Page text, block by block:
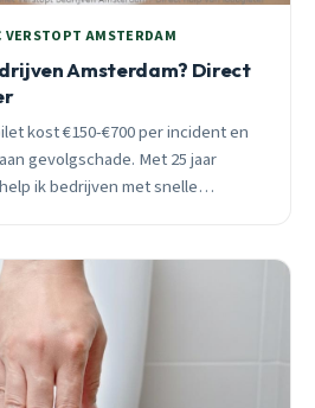
VERSTOPT AMSTERDAM
Amsterdam? Direct
kost €150-€700 per incident en
gevolgschade. Met 25 jaar
ik bedrijven met snelle